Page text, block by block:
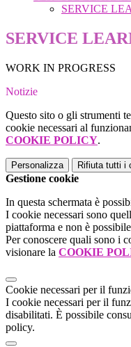
SERVICE
SERVICE
WORK IN PROGRESS
Notizie
Questo sito o gli strumenti
cookie necessari al
COOKIE POLICY.
Personalizza Rifiuta tutti i
Gestione cookie
In questa schermata è
I cookie necessari sono
piattaforma e non è
Per conoscere quali sono i
visionare la COOKIE
Cookie necessari per il
I cookie necessari per il
disabilitati. È possibile
policy.